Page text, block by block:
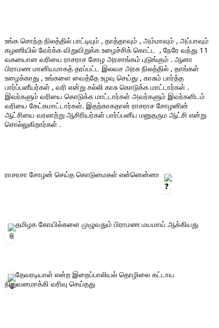
உங்க சொந்த நிலத்தில் பாட்டியும் , தாத்தாவும் , அம்மாவும் , அப்பாவும்
கழணியில் வேர்க்க விறுவிறுக்க உழைச்சிக் கொட்ட  , நேரே வந்து 11
வகயைான வரியை ராசராச சோழ அரசாங்கம் புடுங்கும் . ஆனா
பிராமண மானியமாகத் தரப்பட்ட இலவச அரசு நிலத்தில் , தாங்கள்
உழைக்காது , உங்களை வைத்தே உழவு செய்து , காசும் பார்த்த
பார்ப்பனீயர்கள் , வரி என்று சல்லி காசு கொடுக்க மாட்டார்கள் .
இவர்களும் வரியை கொடுக்க மாட்டார்கள் அவர்களும் இவர்களிடம்
வரியை கேட்கமாட்டார்கள். இதற்காகதான் ராசராச சோழனின்
ஆட்சியை வரலாற்று ஆசிரியர்கள் பார்ப்பனீய மனுதரும ஆட்சி என்று
சொல்லுகிறார்கள் .
ராசரசா சோழன் செய்த கொடுமைகள் என்னென்னா
தமிழக கோயில்களை முழுவதும் பிராமண மயமாய் ஆக்கியது
தேவரடியாள் என்ற இறைப்பாலியல் தொழிலை கட்டாய
நிறுவனமாக்கி வரிவு செய்தது